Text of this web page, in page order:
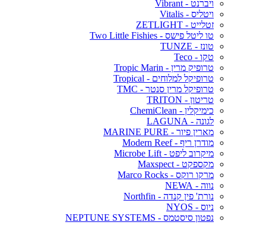
ויברנט - Vibrant
ויטליס - Vitalis
זטלייט - ZETLIGHT
טו ליטל פישס - Two Little Fishies
טונז - TUNZE
טקו - Teco
טרופיק מרין - Tropic Marin
טרופיקל למלוחים - Tropical
טרופיקל מרין סנטר - TMC
טריטון - TRITON
כימיקלין - ChemiClean
לגונה - LAGUNA
מארין פיור - MARINE PURE
מודרן ריף - Modern Reef
מיקרוב ליפט - Microbe Lift
מקספקט - Maxspect
מרקו רוקס - Marco Rocks
נווה - NEWA
נורת' פין קנדה - Northfin
ניוס - NYOS
נפטון סיסטמס - NEPTUNE SYSTEMS